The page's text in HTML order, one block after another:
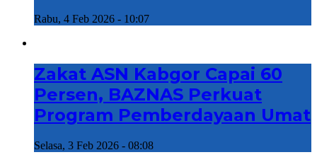
Rabu, 4 Feb 2026 - 10:07
Zakat ASN Kabgor Capai 60
Persen, BAZNAS Perkuat
Program Pemberdayaan Umat
Selasa, 3 Feb 2026 - 08:08